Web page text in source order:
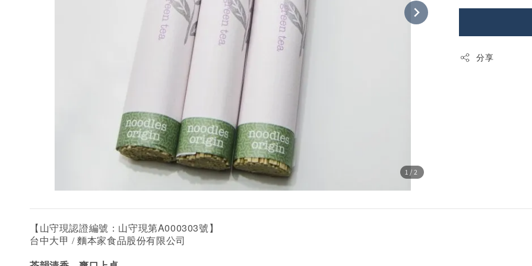
1 /2
分享
【山守現認證編號：山守現第A000303號】
台中大甲 / 麵本家食品股份有限公司